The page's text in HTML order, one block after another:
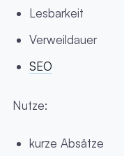
Lesbarkeit
Verweildauer
SEO
Nutze:
kurze Absätze